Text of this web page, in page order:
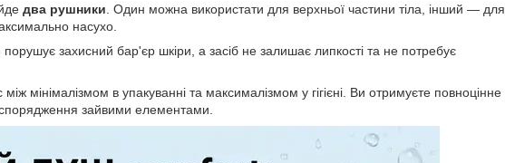
два рушники . Один можна використати для верхньої частини тіла, інший — для
насухо.
порушує захисний бар'єр шкіри, а засіб не залишає липкості та не потребує
мінімалізмом в упакуванні та максималізмом у гігієні. Ви отримуєте повноцінне
зайвими елементами.